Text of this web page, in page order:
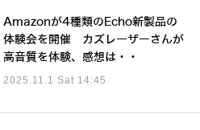
Amazonが4種類のEcho新製品の
体験会を開催 カズレーザーさんが
高音質を体験、感想は・・
2025.11.1 Sat 14:45